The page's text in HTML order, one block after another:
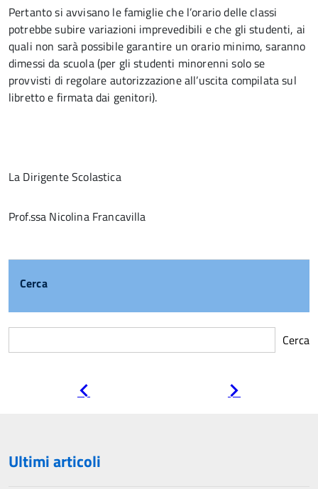
Pertanto si avvisano le famiglie che l’orario delle classi
potrebbe subire variazioni imprevedibili e che gli studenti, ai
quali non sarà possibile garantire un orario minimo, saranno
dimessi da scuola (per gli studenti minorenni solo se
provvisti di regolare autorizzazione all’uscita compilata sul
libretto e firmata dai genitori).
La Dirigente Scolastica
Prof.ssa Nicolina Francavilla
Cerca
Cerca
Ultimi articoli